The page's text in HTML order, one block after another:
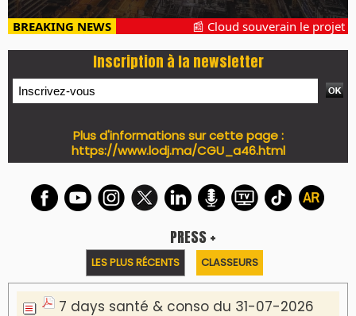
7 days Culture du 29-07-2026
7 days Auto-Moto du 27-07-2026
PODCAST +
LES PLUS RÉCENTS CLASSEURS
Podcast I-Week-N°137 du 26-07-2026
Podcast Eco-Business du 20-07-2026
Podcast IA-MAG-07 du 22-07-2026
Podcast I-Week N°136-19-07-2026